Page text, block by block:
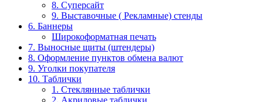
8. Суперсайт
9. Выставочные ( Рекламные) стенды
6. Баннеры
Широкоформатная печать
7. Выносные щиты (штендеры)
8. Оформление пунктов обмена валют
9. Уголки покупателя
10. Таблички
1. Стеклянные таблички
2. Акриловые таблички